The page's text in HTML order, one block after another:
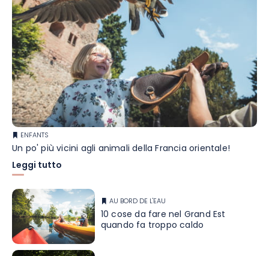
ENFANTS
Un po' più vicini agli animali della Francia orientale!
Leggi tutto
AU BORD DE L'EAU
10 cose da fare nel Grand Est
quando fa troppo caldo